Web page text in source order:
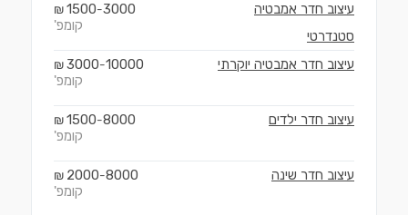
עיצוב חדר אמבטיה
סטנדרטי
1500-3000
₪
קומפ'
עיצוב חדר אמבטיה יוקרתי 3000-10000
₪
קומפ'
עיצוב חדר ילדים 1500-8000
₪
קומפ'
עיצוב חדר שינה 2000-8000
₪
קומפ'